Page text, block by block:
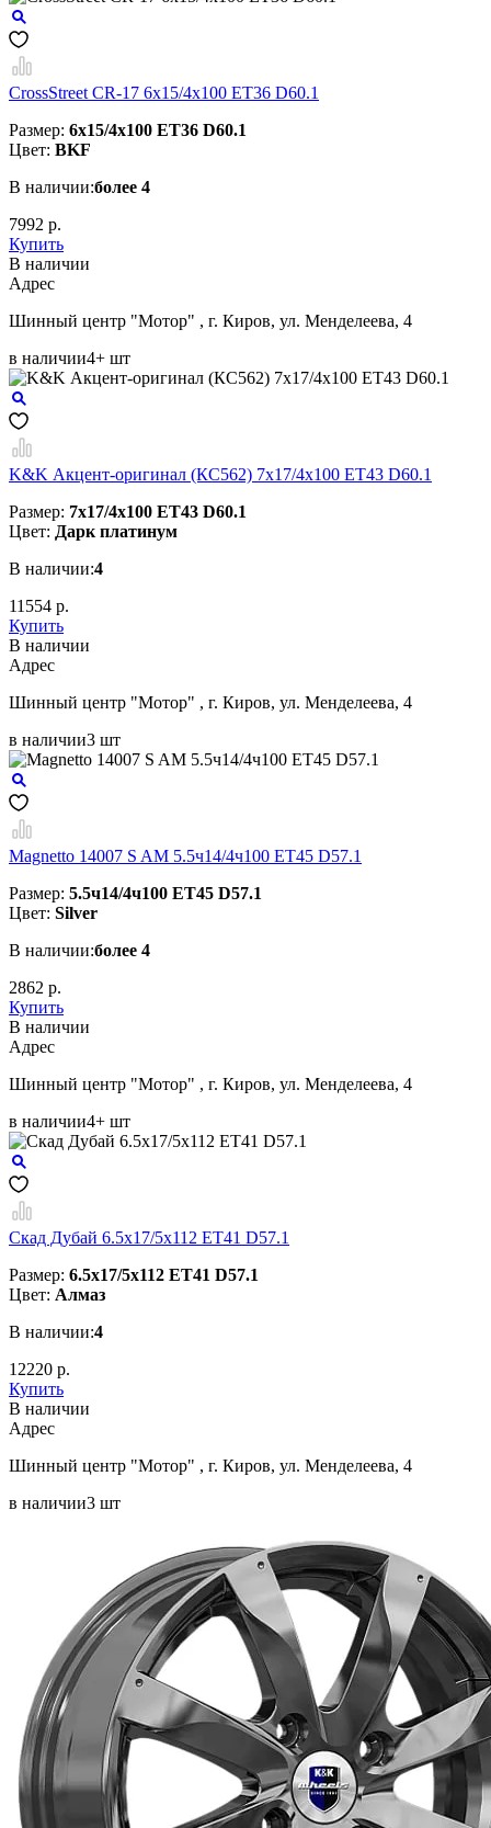
CrossStreet CR-17 6x15/4x100 ET36 D60.1
Размер: 6x15/4x100 ET36 D60.1
Цвет: BKF
В наличии:более 4
7992 р.
Купить
В наличии
Aдрес
Шинный центр "Мотор" , г. Киров, ул. Менделеева, 4
в наличии4+ шт
K&K Акцент-оригинал (КС562) 7x17/4x100 ET43 D60.1
Размер: 7x17/4x100 ET43 D60.1
Цвет: Дарк платинум
В наличии:4
11554 р.
Купить
В наличии
Aдрес
Шинный центр "Мотор" , г. Киров, ул. Менделеева, 4
в наличии3 шт
Magnetto 14007 S AM 5.5ч14/4ч100 ET45 D57.1
Размер: 5.5ч14/4ч100 ET45 D57.1
Цвет: Silver
В наличии:более 4
2862 р.
Купить
В наличии
Aдрес
Шинный центр "Мотор" , г. Киров, ул. Менделеева, 4
в наличии4+ шт
Скад Дубай 6.5x17/5x112 ET41 D57.1
Размер: 6.5x17/5x112 ET41 D57.1
Цвет: Алмаз
В наличии:4
12220 р.
Купить
В наличии
Aдрес
Шинный центр "Мотор" , г. Киров, ул. Менделеева, 4
в наличии3 шт